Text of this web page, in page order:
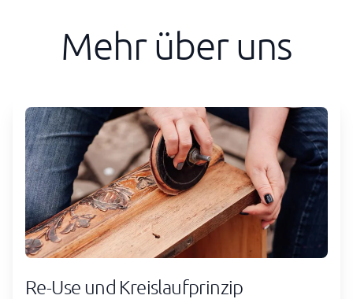
Mehr über uns
Re-Use und Kreislaufprinzip